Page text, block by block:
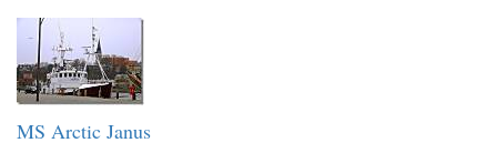
MS Arctic Janus